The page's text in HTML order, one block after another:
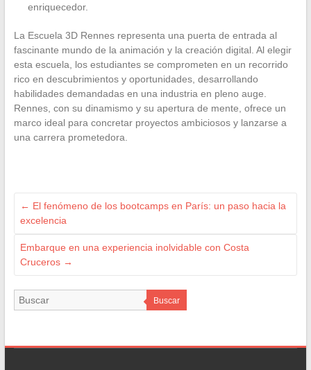
enriquecedor.
La Escuela 3D Rennes representa una puerta de entrada al
fascinante mundo de la animación y la creación digital. Al elegir
esta escuela, los estudiantes se comprometen en un recorrido
rico en descubrimientos y oportunidades, desarrollando
habilidades demandadas en una industria en pleno auge.
Rennes, con su dinamismo y su apertura de mente, ofrece un
marco ideal para concretar proyectos ambiciosos y lanzarse a
una carrera prometedora.
← El fenómeno de los bootcamps en París: un paso hacia la
excelencia
Embarque en una experiencia inolvidable con Costa
Cruceros →
Buscar